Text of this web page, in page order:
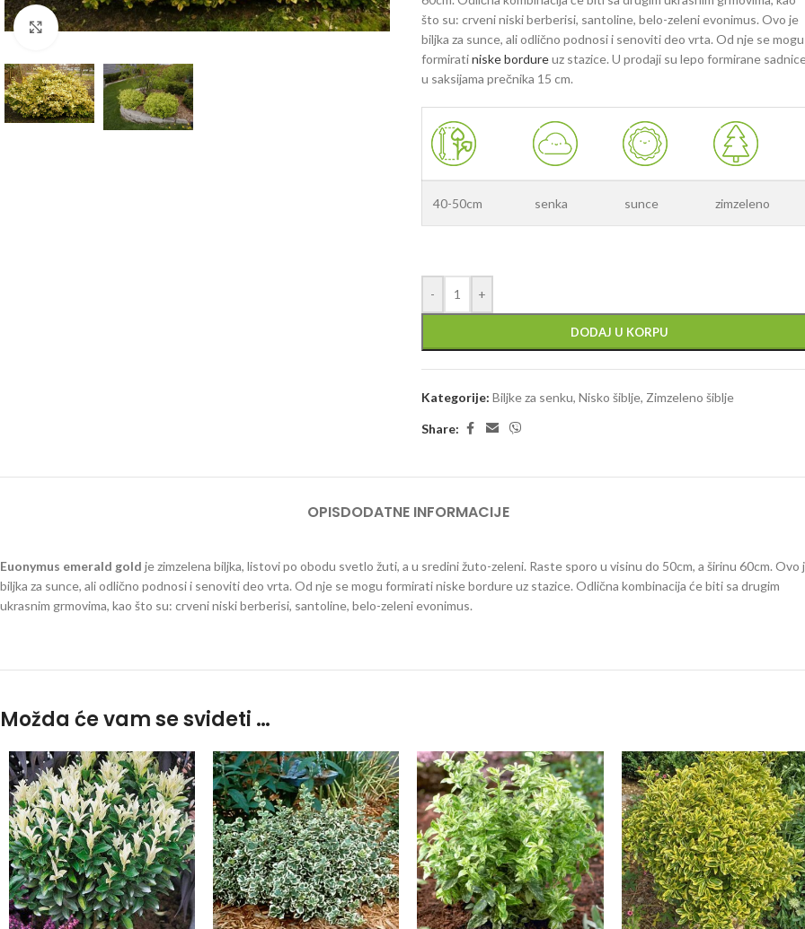
Klknite da uvećate
što su: crveni niski berberisi, santoline, belo-zeleni evonimus. Ovo je
biljka za sunce, ali odlično podnosi i senoviti deo vrta. Od nje se mogu
formiratiniske bordureuz stazice. U prodaji su lepo formirane
u saksijama prečnika 15 cm.
40-50cm senka sunce zimzeleno
- +
DODAJ U KORPU
Kategorije: Biljke za senku, Nisko šiblje, Zimzeleno šiblje
Share:
OPISDODATNE INFORMACIJE
Euonymus emerald gold je zimzelena biljka, listovi po obodu svetlo žuti, a u sredini žuto-zeleni. Raste sporo u visinu do 50cm, a širinu 60cm. Ovo
biljka za sunce, ali odlično podnosi i senoviti deo vrta. Od nje se mogu formirati niske bordure uz stazice. Odlična kombinacija će biti sa drugim
ukrasnim grmovima, kao što su: crveni niski berberisi, santoline, belo-zeleni evonimus.
Možda će vam se svideti …